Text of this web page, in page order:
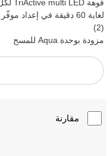
فوهة TriActive multi LED لكل أنواع الأرضيات
مزودة بوحدة Aqua للمسح
مقارنة